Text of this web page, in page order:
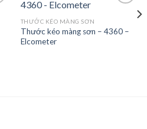
Add to
THƯỚC KÉO MÀNG SƠN
Thước kéo màng sơn – 4360 –
Elcometer